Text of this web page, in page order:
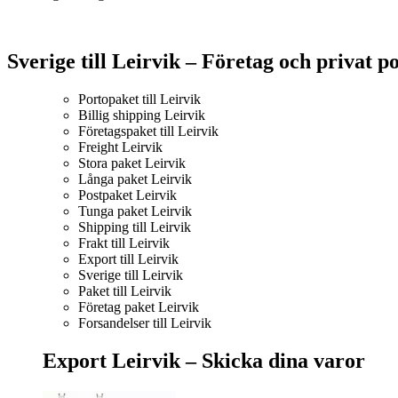
Sverige till Leirvik – Företag och privat
Portopaket till Leirvik
Billig shipping Leirvik
Företagspaket till Leirvik
Freight Leirvik
Stora paket Leirvik
Långa paket Leirvik
Postpaket Leirvik
Tunga paket Leirvik
Shipping till Leirvik
Frakt till Leirvik
Export till Leirvik
Sverige till Leirvik
Paket till Leirvik
Företag paket Leirvik
Forsandelser till Leirvik
Export Leirvik – Skicka dina varor